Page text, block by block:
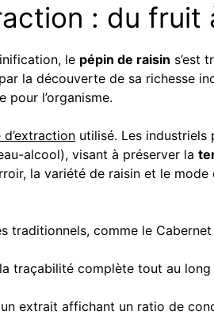
: du fruit
le pépin de raisin s’est
la découverte de sa richesse
l’organisme.
utilisé. Les industriels
alcool), visant à préserver la
la variété de raisin et le mode
traditionnels, comme le
traçabilité complète tout au
extrait affichant un ratio de